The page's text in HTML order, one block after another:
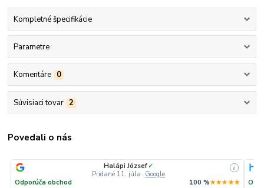
Kompletné špecifikácie
Parametre
Komentáre 0
Súvisiaci tovar 2
Povedali o nás
Halápi József✓
Pridané 11. júla · Google
i
Odporúča obchod 100 %★★★★★